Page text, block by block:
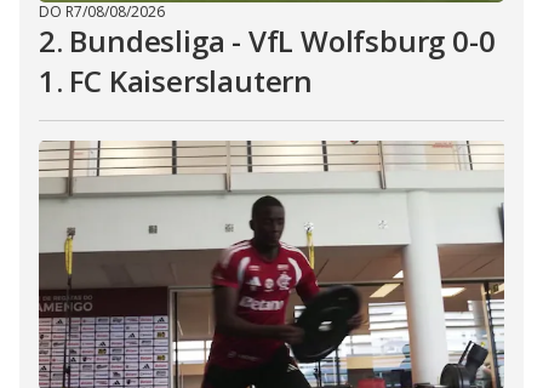
DO R7/08/08/2026
2. Bundesliga - VfL Wolfsburg 0-0
1. FC Kaiserslautern